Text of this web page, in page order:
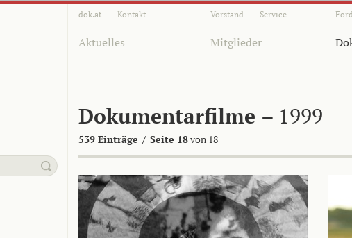
dok.at Kontakt Vorstand Service
Aktuelles Mitglieder
Dokumentarfilme – 1999
539 Einträge / Seite 18von 18